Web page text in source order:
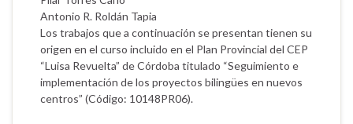
Antonio R. Roldán Tapia
Los trabajos que a continuación se presentan tienen su
origen en el curso incluido en el Plan Provincial del CEP
“Luisa Revuelta” de Córdoba titulado “Seguimiento e
implementación de los proyectos bilingües en nuevos
centros” (Código: 10148PR06).